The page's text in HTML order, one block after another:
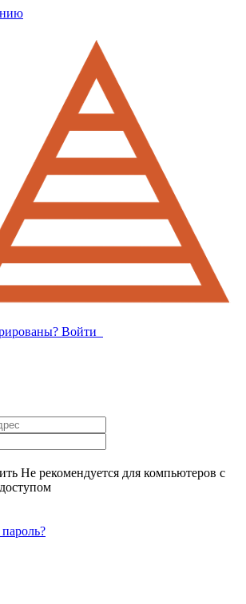
Войти
Не рекомендуется для компьютеров с